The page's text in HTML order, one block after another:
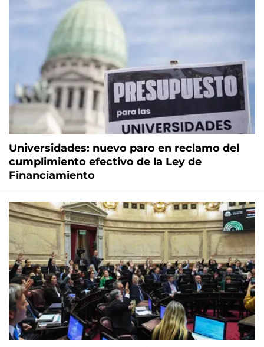
Universidades: nuevo paro en reclamo del
cumplimiento efectivo de la Ley de
Financiamiento